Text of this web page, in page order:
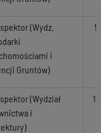
(Wydz.
i
Gruntów)
5
(Wydział
i
12